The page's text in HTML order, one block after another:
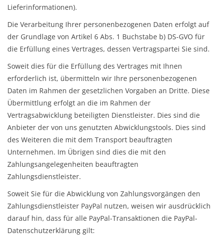
Lieferinformationen).
Die Verarbeitung Ihrer personenbezogenen Daten erfolgt auf
der Grundlage von Artikel 6 Abs. 1 Buchstabe b) DS-GVO für
die Erfüllung eines Vertrages, dessen Vertragspartei Sie sind.
Soweit dies für die Erfüllung des Vertrages mit Ihnen
erforderlich ist, übermitteln wir Ihre personenbezogenen
Daten im Rahmen der gesetzlichen Vorgaben an Dritte. Diese
Übermittlung erfolgt an die im Rahmen der
Vertragsabwicklung beteiligten Dienstleister. Dies sind die
Anbieter der von uns genutzten Abwicklungstools. Dies sind
des Weiteren die mit dem Transport beauftragten
Unternehmen. Im Übrigen sind dies die mit den
Zahlungsangelegenheiten beauftragten
Zahlungsdienstleister.
Soweit Sie für die Abwicklung von Zahlungsvorgängen den
Zahlungsdienstleister PayPal nutzen, weisen wir ausdrücklich
darauf hin, dass für alle PayPal-Transaktionen die PayPal-
Datenschutzerklärung gilt: